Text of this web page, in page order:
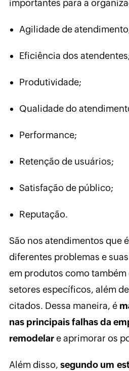
importantes para a
Agilidade de
Eficiência dos
Produtividade;
Qualidade do
Performance;
Retenção de usuários;
Satisfação de público;
Reputação.
São nos atendimentos que
diferentes problemas e
em produtos como também
setores específicos, além
citados. Dessa maneira, é
nas principais falhas da
remodelare aprimorar os
Além disso, segundo um